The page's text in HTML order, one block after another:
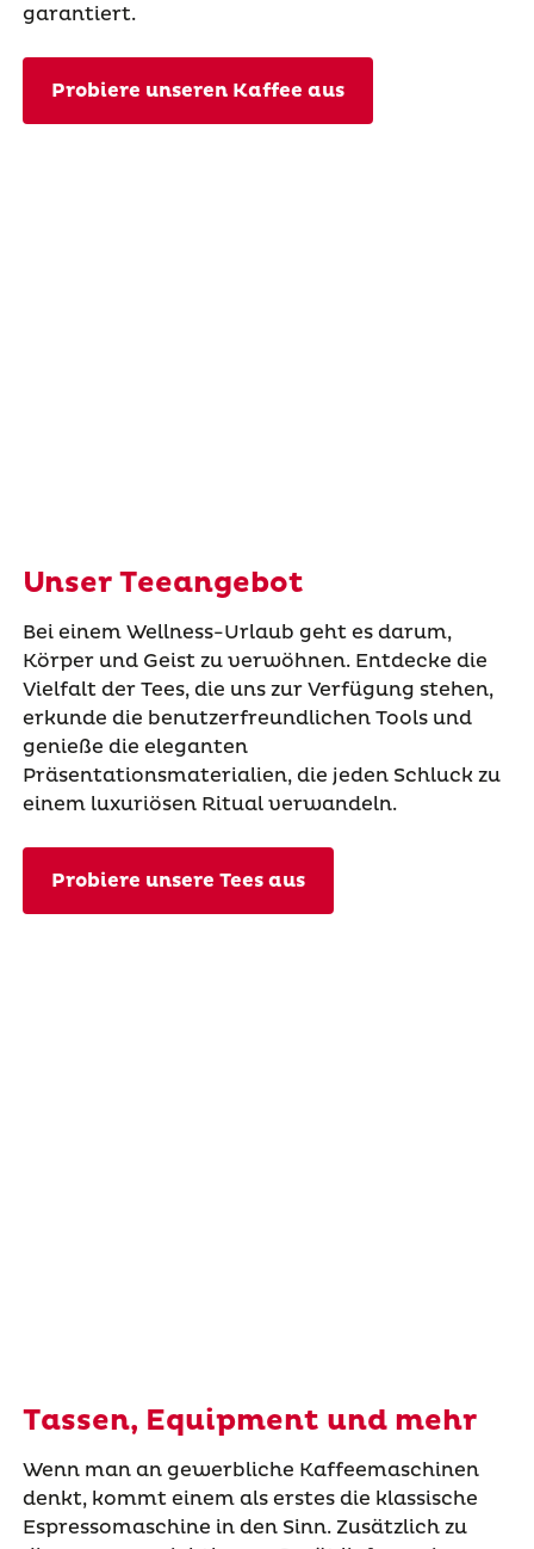
garantiert.
Probiere unseren Kaffee aus
Unser Teeangebot
Bei einem Wellness-Urlaub geht es darum,
Körper und Geist zu verwöhnen. Entdecke die
Vielfalt der Tees, die uns zur Verfügung stehen,
erkunde die benutzerfreundlichen Tools und
genieße die eleganten
Präsentationsmaterialien, die jeden Schluck zu
einem luxuriösen Ritual verwandeln.
Probiere unsere Tees aus
Tassen, Equipment und mehr
Wenn man an gewerbliche Kaffeemaschinen
denkt, kommt einem als erstes die klassische
Espressomaschine in den Sinn. Zusätzlich zu